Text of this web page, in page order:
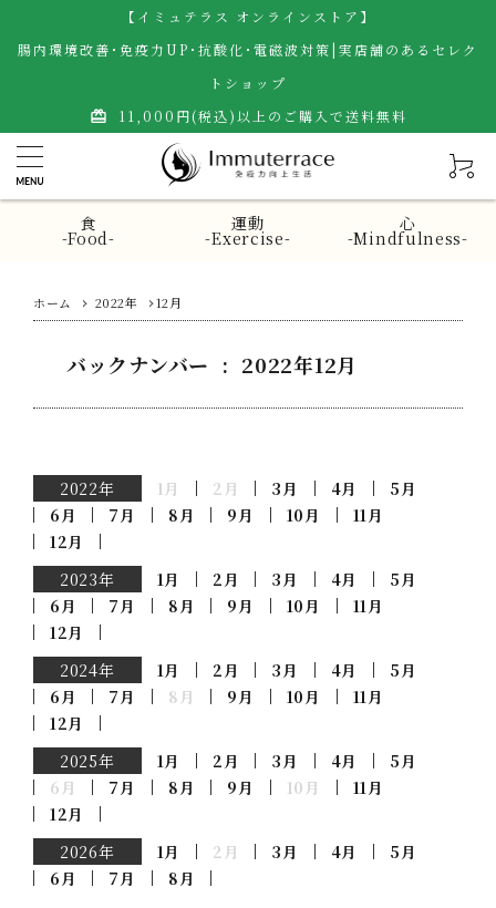
【イミュテラス オンラインストア】
腸内環境改善･免疫力UP･抗酸化･電磁波対策|実店舗のあるセレク
トショップ
card_giftcard 11,000円(税込)以上のご購入で送料無料
食
-Food-
運動
-Exercise-
心
-Mindfulness-
ホーム 2022年 12月
バックナンバー : 2022年12月
2022年 1月 2月 3月 4月
5月
6月
7月 8月 9月 10月
11月
12月
2023年
1月 2月 3月 4月
5月
6月
7月 8月 9月 10月
11月
12月
2024年
1月 2月 3月 4月
5月
6月
7月 8月 9月 10月
11月
12月
2025年
1月 2月 3月 4月
5月
6月
7月 8月 9月 10月
11月
12月
2026年
1月 2月 3月 4月
5月
6月
7月 8月